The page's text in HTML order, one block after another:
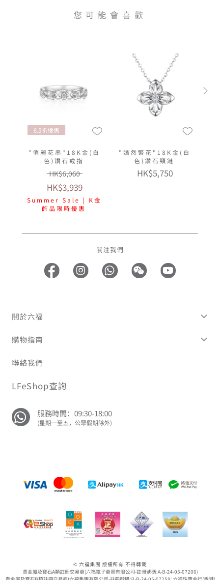
您可能會喜歡
6.5折優惠
"俏麗花串"18K金(白
色)鑽石戒指
HK$6,060
HK$3,939
Summer Sale | K金
飾品限時優惠
"嫣然繁花"18K金(白
色)鑽石頸鏈
HK$5,750
關注我們
關於六福
購物指南
聯絡我們
LFeShop查詢
服務時間：09:30-18:00
(星期一至五，公眾假期除外)
© 六福集團 版權所有 不得轉載
貴金屬及寶石A類註冊交易商(六福電子商貿有限公司-註冊號碼:A-B-24-05-07206)